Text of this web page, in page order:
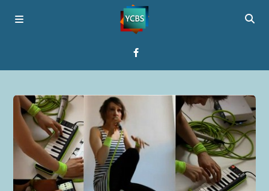
Programme
Über YCBS